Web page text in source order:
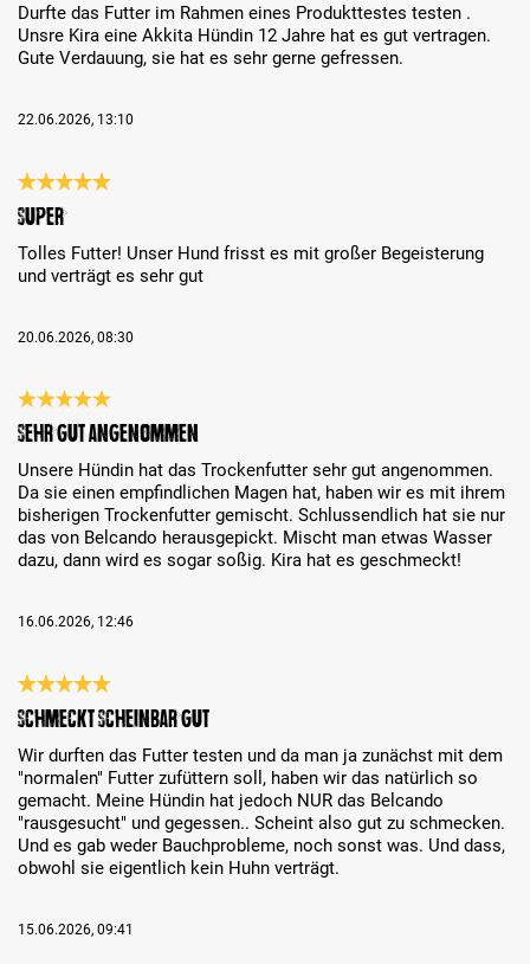
Durfte das Futter im Rahmen eines Produkttestes testen .
Unsre Kira eine Akkita Hündin 12 Jahre hat es gut vertragen.
Gute Verdauung, sie hat es sehr gerne gefressen.
22.06.2026, 13:10
Bewertung mit 5 von 5 Sternen
Super
Tolles Futter! Unser Hund frisst es mit großer Begeisterung
und verträgt es sehr gut
20.06.2026, 08:30
Bewertung mit 5 von 5 Sternen
Sehr gut angenommen
Unsere Hündin hat das Trockenfutter sehr gut angenommen.
Da sie einen empfindlichen Magen hat, haben wir es mit ihrem
bisherigen Trockenfutter gemischt. Schlussendlich hat sie nur
das von Belcando herausgepickt. Mischt man etwas Wasser
dazu, dann wird es sogar soßig. Kira hat es geschmeckt!
16.06.2026, 12:46
Bewertung mit 5 von 5 Sternen
Schmeckt scheinbar gut
Wir durften das Futter testen und da man ja zunächst mit dem
"normalen" Futter zufüttern soll, haben wir das natürlich so
gemacht. Meine Hündin hat jedoch NUR das Belcando
"rausgesucht" und gegessen.. Scheint also gut zu schmecken.
Und es gab weder Bauchprobleme, noch sonst was. Und dass,
obwohl sie eigentlich kein Huhn verträgt.
15.06.2026, 09:41